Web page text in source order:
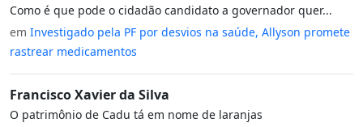
Como é que pode o cidadão candidato a governador quer...
em Investigado pela PF por desvios na saúde, Allyson promete
rastrear medicamentos
Francisco Xavier da Silva
O patrimônio de Cadu tá em nome de laranjas